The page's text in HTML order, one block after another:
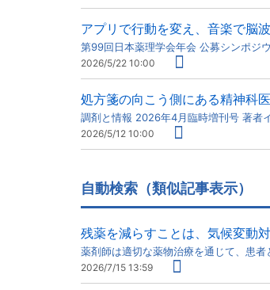
アプリで行動を変え、音楽で脳
第99回日本薬理学会年会 公募シンポジ
2026/5/22 10:00
処方箋の向こう側にある精神科
調剤と情報 2026年4月臨時増刊号 著者
2026/5/12 10:00
自動検索（類似記事表示）
残薬を減らすことは、気候変動
薬剤師は適切な薬物治療を通じて、患者
2026/7/15 13:59